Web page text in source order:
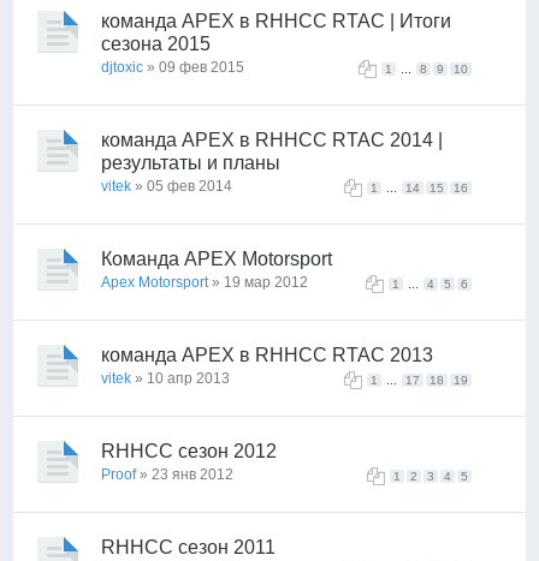
команда APEX в RHHCC RTAC | Итоги
сезона 2015
1 8 9 10
djtoxic » 09 фев 2015
команда APEX в RHHCC RTAC 2014 |
результаты и планы
1 14 15 16
vitek » 05 фев 2014
Команда APEX Motorsport
1 4 5 6
Apex Motorsport» 19 мар 2012
команда APEX в RHHCC RTAC 2013
1 17 18 19
vitek » 10 апр 2013
RHHCC сезон 2012
1 2 3 4 5
Proof» 23 янв 2012
RHHCC сезон 2011